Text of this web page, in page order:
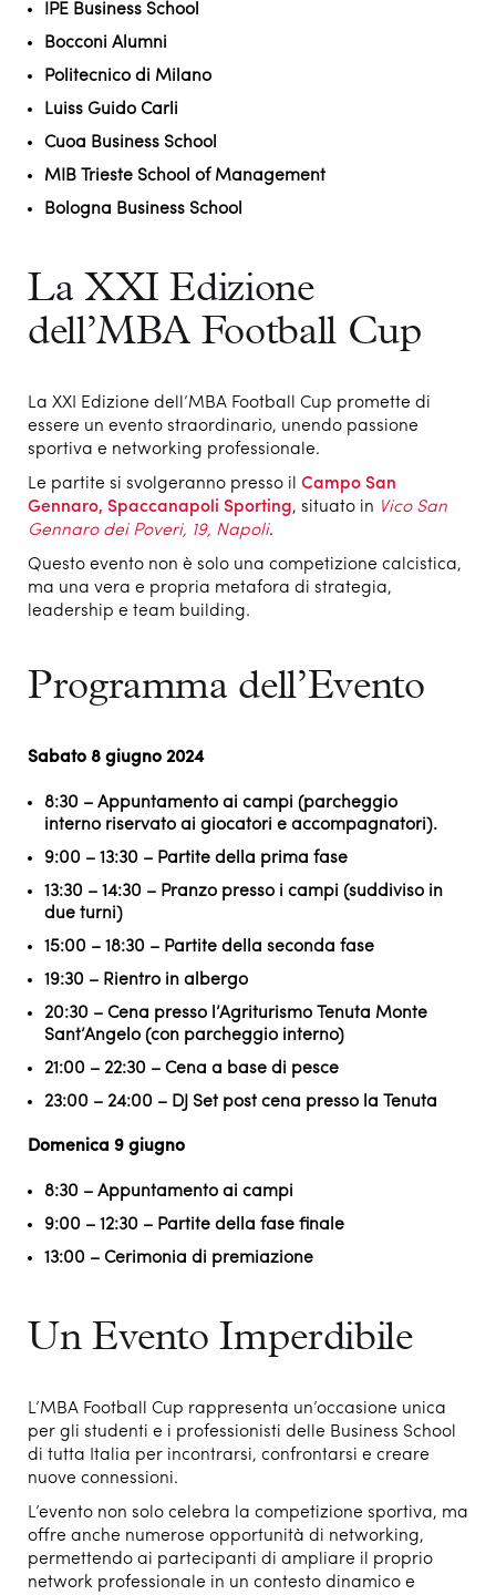
IPE Business School
Bocconi Alumni
Politecnico di Milano
Luiss Guido Carli
Cuoa Business School
MIB Trieste School of Management
Bologna Business School
La XXI Edizione
dell’MBA Football Cup
La XXI Edizione dell’MBA Football Cup promette di
essere un evento straordinario, unendo passione
sportiva e networking professionale.
Le partite si svolgeranno presso il Campo San
Gennaro, Spaccanapoli Sporting, situato in Vico San
Gennaro dei Poveri, 19, Napoli.
Questo evento non è solo una competizione calcistica,
ma una vera e propria metafora di strategia,
leadership e team building.
Programma dell’Evento
Sabato 8 giugno 2024
8:30 – Appuntamento ai campi (parcheggio
interno riservato ai giocatori e accompagnatori).
9:00 – 13:30 – Partite della prima fase
13:30 – 14:30 – Pranzo presso i campi (suddiviso in
due turni)
15:00 – 18:30 – Partite della seconda fase
19:30 – Rientro in albergo
20:30 – Cena presso l’Agriturismo Tenuta Monte
Sant’Angelo (con parcheggio interno)
21:00 – 22:30 – Cena a base di pesce
23:00 – 24:00 – DJ Set post cena presso la Tenuta
Domenica 9 giugno
8:30 – Appuntamento ai campi
9:00 – 12:30 – Partite della fase finale
13:00 – Cerimonia di premiazione
Un Evento Imperdibile
L’MBA Football Cup rappresenta un’occasione unica
per gli studenti e i professionisti delle Business School
di tutta Italia per incontrarsi, confrontarsi e creare
nuove connessioni.
L’evento non solo celebra la competizione sportiva, ma
offre anche numerose opportunità di networking,
permettendo ai partecipanti di ampliare il proprio
network professionale in un contesto dinamico e